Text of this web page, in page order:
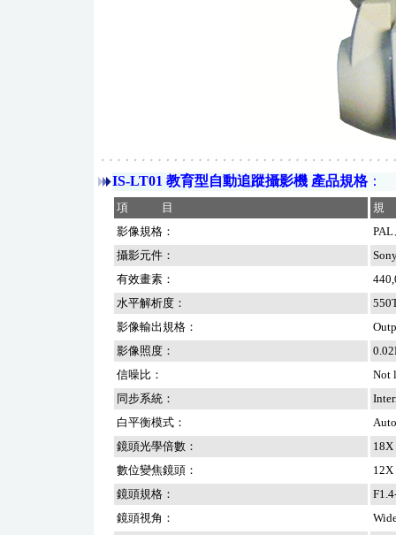
IS-LT01 教育型自動追蹤攝影機 產品規格：
項 目
規
影像規格：
攝影元件：
有效畫素：
水平解析度：
影像輸出規格：
影像照度：
信噪比：
Not
同步系統：
白平衡模式：
鏡頭光學倍數：
18X
數位變焦鏡頭：
12X
鏡頭規格：
鏡頭視角：